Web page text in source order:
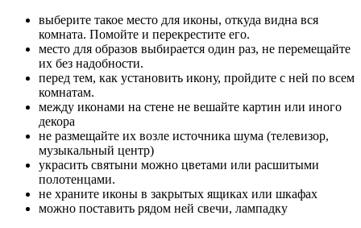
выберите такое место для иконы, откуда видна вся
комната. Помойте и перекрестите его.
место для образов выбирается один раз, не перемещайте
их без надобности.
перед тем, как установить икону, пройдите с ней по всем
комнатам.
между иконами на стене не вешайте картин или иного
декора
не размещайте их возле источника шума (телевизор,
музыкальный центр)
украсить святыни можно цветами или расшитыми
полотенцами.
не храните иконы в закрытых ящиках или шкафах
можно поставить рядом ней свечи, лампадку